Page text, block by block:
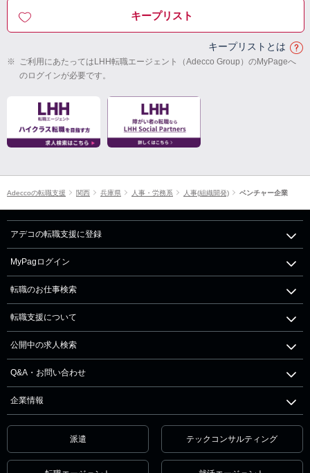
キープリスト
キープリストとは
※ ご利用にあたってはLHH転職エージェント（Adecco Group）のMyPageへ
のログインが必要です。
Adeccoの転職支援 関西 兵庫県 人事・労務系 人事(組織開発) ベンチャー企業
アデコの転職支援に登録
MyPagログイン
転職のお仕事検索
転職支援について
公開中の求人検索
Q&A・お問い合わせ
企業情報
派遣 テックコンサルティング